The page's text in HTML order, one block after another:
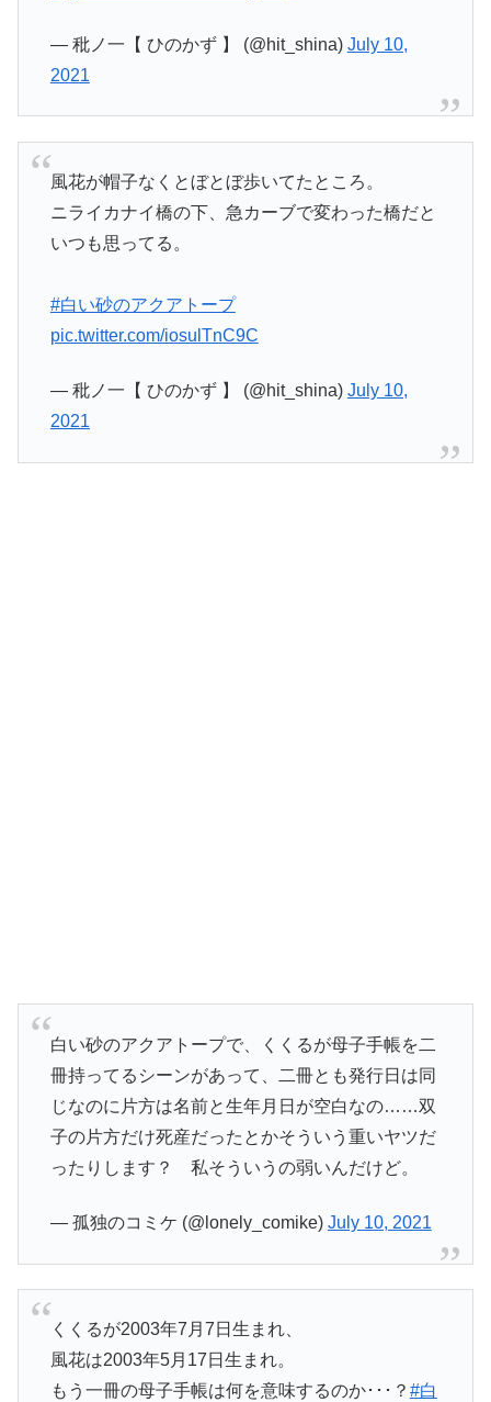
— 秕ノ一【 ひのかず 】 (@hit_shina) July 10,
2021
風花が帽子なくとぼとぼ歩いてたところ。
ニライカナイ橋の下、急カーブで変わった橋だと
いつも思ってる。
#白い砂のアクアトープ
pic.twitter.com/iosulTnC9C
— 秕ノ一【 ひのかず 】 (@hit_shina) July 10,
2021
白い砂のアクアトープで、くくるが母子手帳を二
冊持ってるシーンがあって、二冊とも発行日は同
じなのに片方は名前と生年月日が空白なの……双
子の片方だけ死産だったとかそういう重いヤツだ
ったりします？ 私そういうの弱いんだけど。
— 孤独のコミケ (@lonely_comike) July 10, 2021
くくるが2003年7月7日生まれ、
風花は2003年5月17日生まれ。
もう一冊の母子手帳は何を意味するのか･･･？ #白